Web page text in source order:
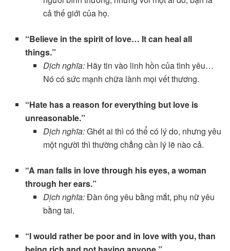
cả thế giới của họ.
“Believe in the spirit of love… It can heal all
things.”
Dịch nghĩa:Hãy tin vào linh hồn của tình yêu…
Nó có sức mạnh chữa lành mọi vết thương.
“Hate has a reason for everything but love is
unreasonable.”
Dịch nghĩa:Ghét ai thì có thể có lý do, nhưng yêu
một người thì thường chẳng cần lý lẽ nào cả.
“A man falls in love through his eyes, a woman
through her ears.”
Dịch nghĩa:Đàn ông yêu bằng mắt, phụ nữ yêu
bằng tai.
“I would rather be poor and in love with you, than